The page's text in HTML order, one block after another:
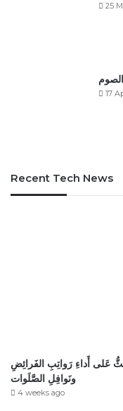
25
17
Recent Tech News
عَلى أَداءِ رَواتِبِ الفَرائِضِ
ونَوافِلِ الصَّلَوات
4 weeks ago